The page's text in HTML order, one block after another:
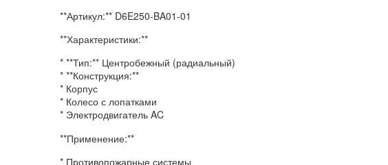
**Артикул:** D6E250-BA01-01
**Характеристики:**
* **Тип:** Центробежный (радиальный)
* **Конструкция:**
* Корпус
* Колесо с лопатками
* Электродвигатель AC
**Применение:**
* Противопожарные системы